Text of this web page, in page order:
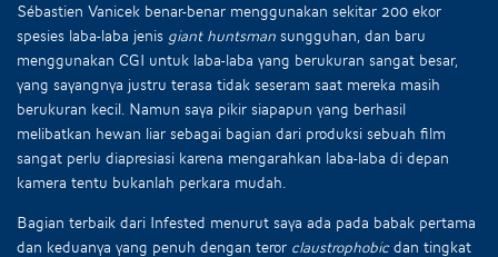
Sébastien Vanicek benar-benar menggunakan sekitar 200 ekor
spesies laba-laba jenis giant huntsman sungguhan, dan baru
menggunakan CGI untuk laba-laba yang berukuran sangat besar,
yang sayangnya justru terasa tidak seseram saat mereka masih
berukuran kecil. Namun saya pikir siapapun yang berhasil
melibatkan hewan liar sebagai bagian dari produksi sebuah film
sangat perlu diapresiasi karena mengarahkan laba-laba di depan
kamera tentu bukanlah perkara mudah.
Bagian terbaik dari Infested menurut saya ada pada babak pertama
dan keduanya yang penuh dengan teror claustrophobicdan tingkat